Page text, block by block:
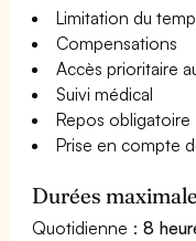
Limitation du
Compensations
Accès prioritaire
Suivi médical
Repos obligatoire
Prise en compte
Durées
Quotidienne :8